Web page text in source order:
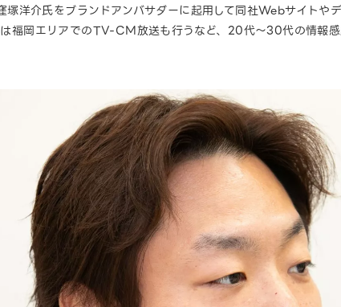
洋介氏をブランドアンバサダーに起用して同社Webサイト
福岡エリアでのTV-CM放送も行うなど、20代〜30代の情報感